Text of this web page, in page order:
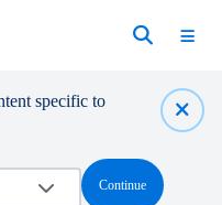
specific to
Continue